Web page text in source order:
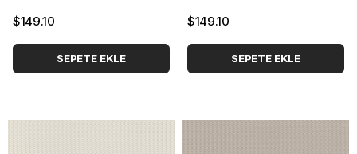
$149.10
SEPETE EKLE
$149.10
SEPETE EKLE